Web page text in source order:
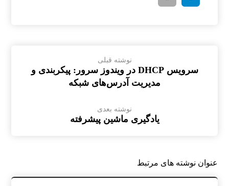
نوشته قبلی
سرویس DHCP در ویندوز سرور: پیکربندی و
مدیریت آدرس‌های شبکه
نوشته بعدی
یادگیری ماشین پیشرفته
عنوان ‫نوشته های مرتبط